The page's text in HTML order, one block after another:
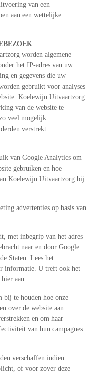
van een
aan een wettelijke
worden algemene
het IP-adres van uw
en gegevens die uw
gebruikt voor analyses
Koelewijn Uitvaartzorg
van de website te
veel mogelijk
verstrekt.
van Google Analytics om
gebruiken en hoe
Koelewijn Uitvaartzorg bij
advertenties op basis van
met inbegrip van het adres
naar en door Google
Staten. Lees het
informatie. U treft ook het
aan.
bij te houden hoe onze
over de website aan
en om haar
van hun campagnes
verschaffen indien
of voor zover deze